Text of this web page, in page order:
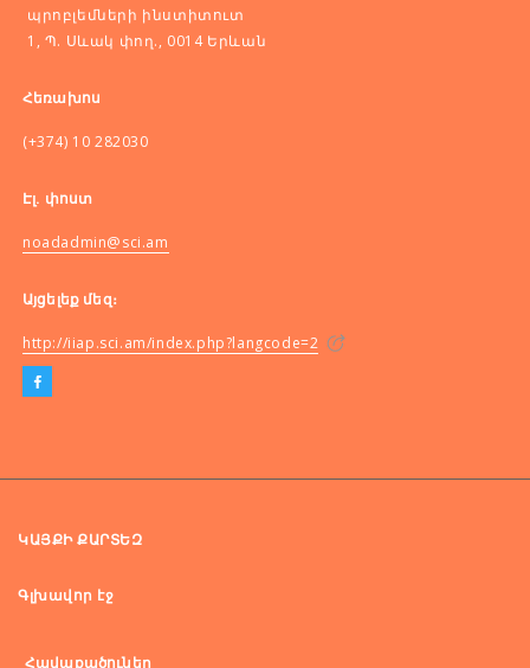
պրոբլեմների ինստիտուտ
1, Պ. Սևակ փող., 0014 Երևան
Հեռախոս
(+374) 10 282030
Էլ. փոստ
noadadmin@sci.am
Այցելեք մեզ։
http://iiap.sci.am/index.php?langcode=2
ԿԱՅՔԻ ՔԱՐՏԵԶ
Գլխավոր էջ
Հավաքածուներ